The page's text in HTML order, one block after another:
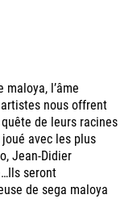
l’âme
nous offrent
de leurs racines
avec les plus
Jean-Didier
seront
de sega maloya